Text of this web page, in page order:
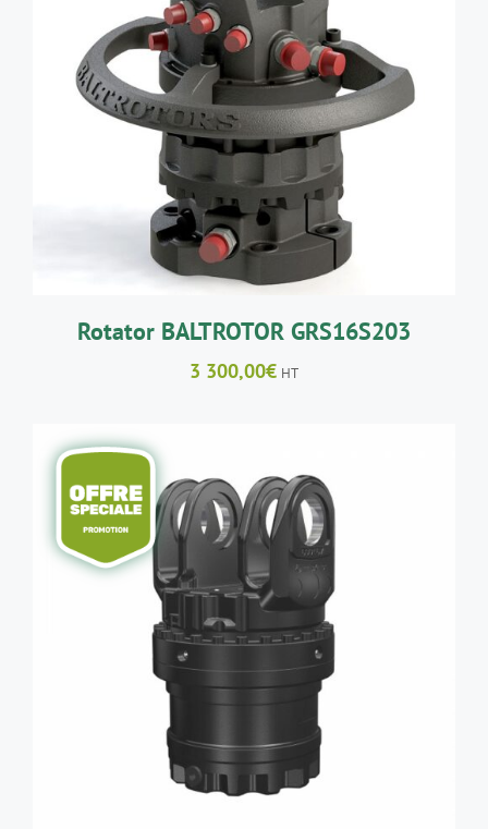
AJOUTER AU PANIER / DÉTAILS
Rotator BALTROTOR GRS16S203
3 300,00€ HT
AJOUTER AU PANIER / DÉTAILS